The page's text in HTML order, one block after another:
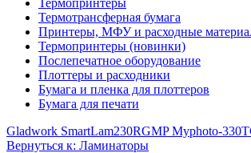
Термотрансферная бумага
Принтеры, МФУ и расходные
Термопринтеры (новинки)
Послепечатное оборудование
Плоттеры и расходники
Бумага и пленка для плоттеров
Бумага для печати
Gladwork SmartLam230RGMP Myphoto-
Вернуться к: Ламинаторы